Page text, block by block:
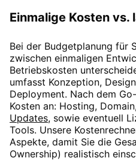
Einmalige Kosten vs.
Bei der Budgetplanung für
zwischen einmaligen
Betriebskosten
umfasst Konzeption,
Deployment. Nach dem
Kosten an: Hosting,
Updates, sowie eventuell
Tools. Unsere
Aspekte, damit Sie die
Ownership) realistisch